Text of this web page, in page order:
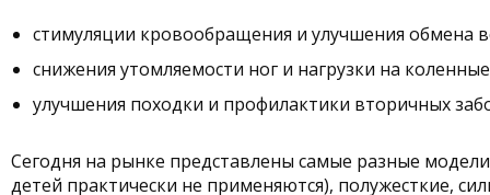
стимуляции кровообращения и улучшения обмена
снижения утомляемости ног и нагрузки на
улучшения походки и профилактики вторичных
Сегодня на рынке представлены самые разные
детей практически не применяются), полужесткие,